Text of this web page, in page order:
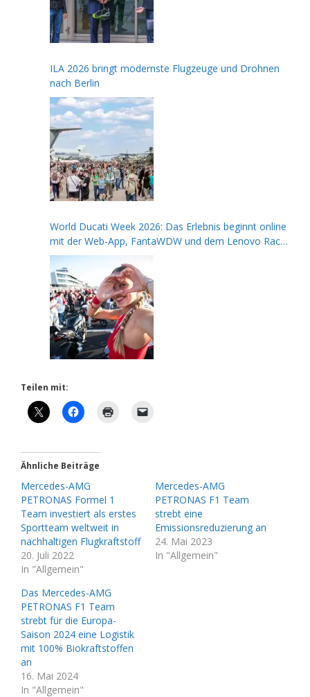
ILA 2026 bringt modernste Flugzeuge und Drohnen
nach Berlin
World Ducati Week 2026: Das Erlebnis beginnt online
mit der Web-App, FantaWDW und dem Lenovo Race
of Champions Contest
Teilen mit:
Ähnliche Beiträge
Mercedes-AMG
PETRONAS Formel 1
Team investiert als erstes
Sportteam weltweit in
nachhaltigen Flugkraftstoff
20. Juli 2022
In "Allgemein"
Mercedes-AMG
PETRONAS F1 Team
strebt eine
Emissionsreduzierung an
24. Mai 2023
In "Allgemein"
Das Mercedes-AMG
PETRONAS F1 Team
strebt für die Europa-
Saison 2024 eine Logistik
mit 100% Biokraftstoffen
an
16. Mai 2024
In "Allgemein"